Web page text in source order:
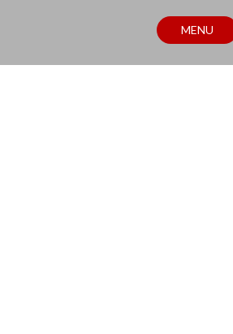
MENU